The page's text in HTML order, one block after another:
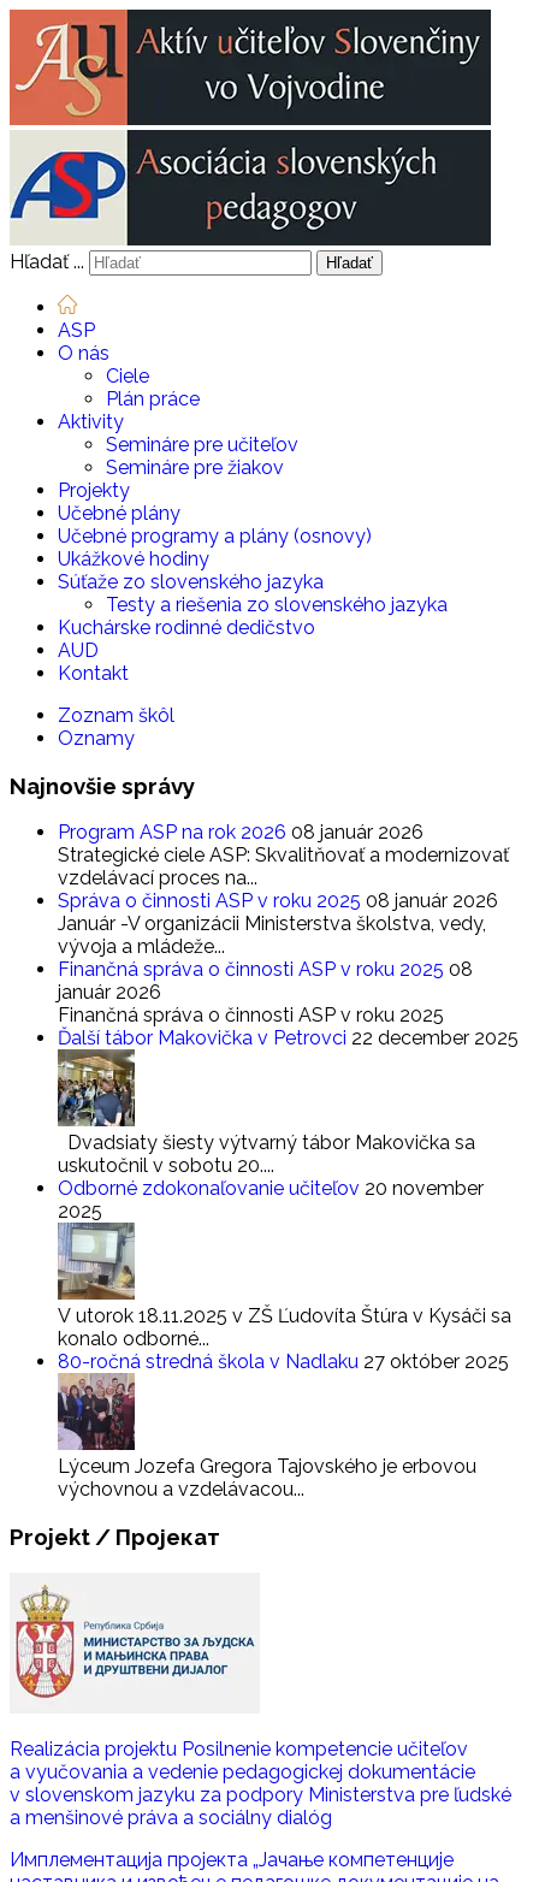
Hľadať ... Hľadať
ASP
O nás
Ciele
Plán práce
Aktivity
Semináre pre učiteľov
Semináre pre žiakov
Projekty
Učebné plány
Učebné programy a plány (osnovy)
Ukážkové hodiny
Súťaže zo slovenského jazyka
Testy a riešenia zo slovenského jazyka
Kuchárske rodinné dedičstvo
AUD
Kontakt
Zoznam škôl
Oznamy
Najnovšie správy
Program ASP na rok 2026 08 január 2026
Strategické ciele ASP: Skvalitňovať a modernizovať
vzdelávací proces na...
Správa o činnosti ASP v roku 2025 08 január 2026
Január -V organizácii Ministerstva školstva, vedy,
vývoja a mládeže...
Finančná správa o činnosti ASP v roku 2025 08
január 2026
Finančná správa o činnosti ASP v roku 2025
Ďalší tábor Makovička v Petrovci 22 december 2025
Dvadsiaty šiesty výtvarný tábor Makovička sa
uskutočnil v sobotu 20....
Odborné zdokonaľovanie učiteľov 20 november
2025
V utorok 18.11.2025 v ZŠ Ľudovíta Štúra v Kysáči sa
konalo odborné...
80-ročná stredná škola v Nadlaku 27 október 2025
Lýceum Jozefa Gregora Tajovského je erbovou
výchovnou a vzdelávacou...
Projekt / Пројекат
Realizácia projektu Posilnenie kompetencie učiteľov
a vyučovania a vedenie pedagogickej dokumentácie
v slovenskom jazyku za podpory Ministerstva pre ľudské
a menšinové práva a sociálny dialóg
Имплементација пројекта „Јачање компетенције